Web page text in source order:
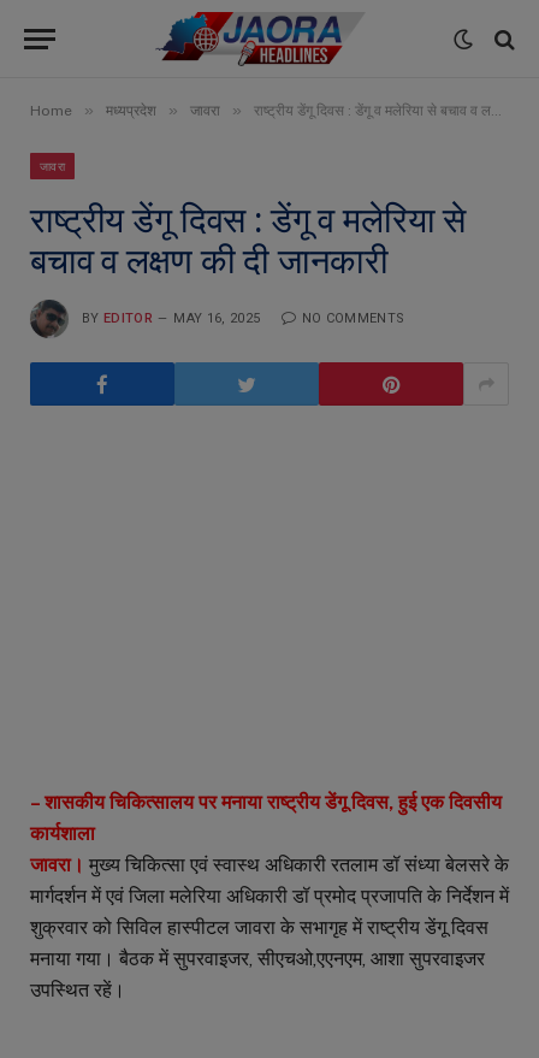
Home » मध्यप्रदेश » जावरा » राष्ट्रीय डेंगू दिवस : डेंगू व मलेरिया से बचाव व लक्षण की दी जानकारी
जावरा
राष्ट्रीय डेंगू दिवस : डेंगू व मलेरिया से
बचाव व लक्षण की दी जानकारी
BY EDITOR MAY 16, 2025 NO COMMENTS
– शासकीय चिकित्सालय पर मनाया राष्ट्रीय डेंगू दिवस, हुई एक दिवसीय
कार्यशाला
जावरा। मुख्य चिकित्सा एवं स्वास्थ अधिकारी रतलाम डॉ संध्या बेलसरे के
मार्गदर्शन में एवं जिला मलेरिया अधिकारी डॉ प्रमोद प्रजापति के निर्देशन में
शुक्रवार को सिविल हास्पीटल जावरा के सभागृह में राष्ट्रीय डेंगू दिवस
मनाया गया। बैठक में सुपरवाइजर, सीएचओ,एएनएम, आशा सुपरवाइजर
उपस्थित रहें।